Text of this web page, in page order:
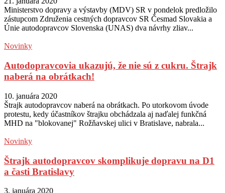
Ministerstvo dopravy a výstavby (MDV) SR v pondelok predložilo
zástupcom Združenia cestných dopravcov SR Česmad Slovakia a
Únie autodopravcov Slovenska (UNAS) dva návrhy zliav...
Novinky
Autodopravcovia ukazujú, že nie sú z cukru. Štrajk
naberá na obrátkach!
10. januára 2020
Štrajk autodopravcov naberá na obrátkach. Po utorkovom úvode
protestu, kedy účastníkov štrajku obchádzala aj naďalej funkčná
MHD na "blokovanej" Rožňavskej ulici v Bratislave, nabrala...
Novinky
Štrajk autodopravcov skomplikuje dopravu na D1
a časti Bratislavy
3. januára 2020